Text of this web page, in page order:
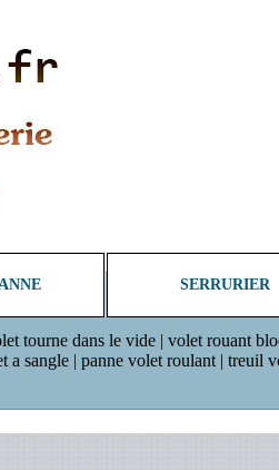
SERRURIER
tourne dans le vide | volet rouant
sangle | panne volet roulant | treuil